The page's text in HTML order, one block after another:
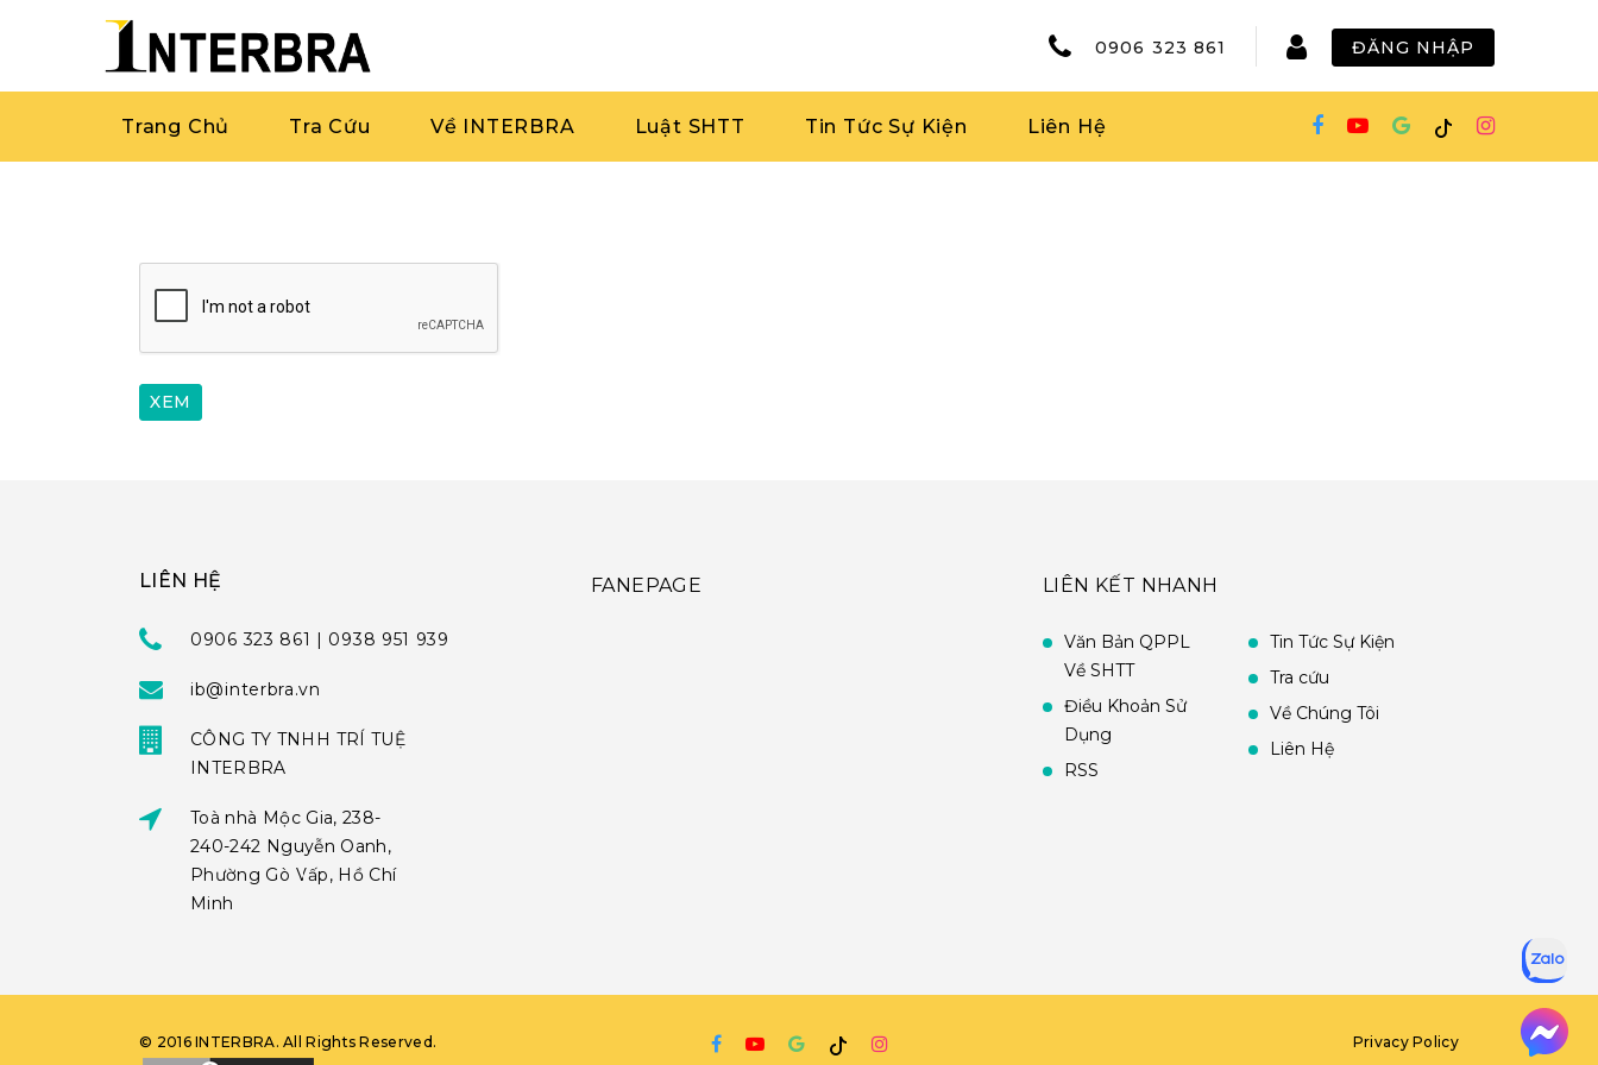
0906 323 861 ĐĂNG NHẬP
Trang Chủ Tra Cứu Về INTERBRA Luật SHTT Tin Tức Sự Kiện Liên Hệ
LIÊN HỆ
0906 323 861 | 0938 951 939
ib@interbra.vn
CÔNG TY TNHH TRÍ TUỆ
INTERBRA
Toà nhà Mộc Gia, 238-
240-242 Nguyễn Oanh,
Phường Gò Vấp, Hồ Chí
Minh
FANEPAGE LIÊN KẾT NHANH
Văn Bản QPPL
Về SHTT
Điều Khoản Sử
Dụng
RSS
Tin Tức Sự Kiện
Tra cứu
Về Chúng Tôi
Liên Hệ
© 2016 INTERBRA. All Rights Reserved. Privacy Policy